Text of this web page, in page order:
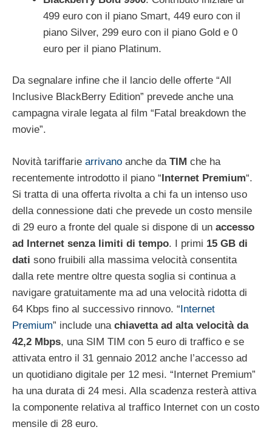
499 euro con il piano Smart, 449 euro con il
piano Silver, 299 euro con il piano Gold e 0
euro per il piano Platinum.
Da segnalare infine che il lancio delle offerte “All
Inclusive BlackBerry Edition” prevede anche una
campagna virale legata al film “Fatal breakdown the
movie”.
Novità tariffarie arrivano anche da TIM che ha
recentemente introdotto il piano “Internet Premium“.
Si tratta di una offerta rivolta a chi fa un intenso uso
della connessione dati che prevede un costo mensile
di 29 euro a fronte del quale si dispone di un accesso
ad Internet senza limiti di tempo. I primi 15 GB di
dati sono fruibili alla massima velocità consentita
dalla rete mentre oltre questa soglia si continua a
navigare gratuitamente ma ad una velocità ridotta di
64 Kbps fino al successivo rinnovo. “Internet
Premium” include una chiavetta ad alta velocità da
42,2 Mbps, una SIM TIM con 5 euro di traffico e se
attivata entro il 31 gennaio 2012 anche l’accesso ad
un quotidiano digitale per 12 mesi. “Internet Premium”
ha una durata di 24 mesi. Alla scadenza resterà attiva
la componente relativa al traffico Internet con un costo
mensile di 28 euro.